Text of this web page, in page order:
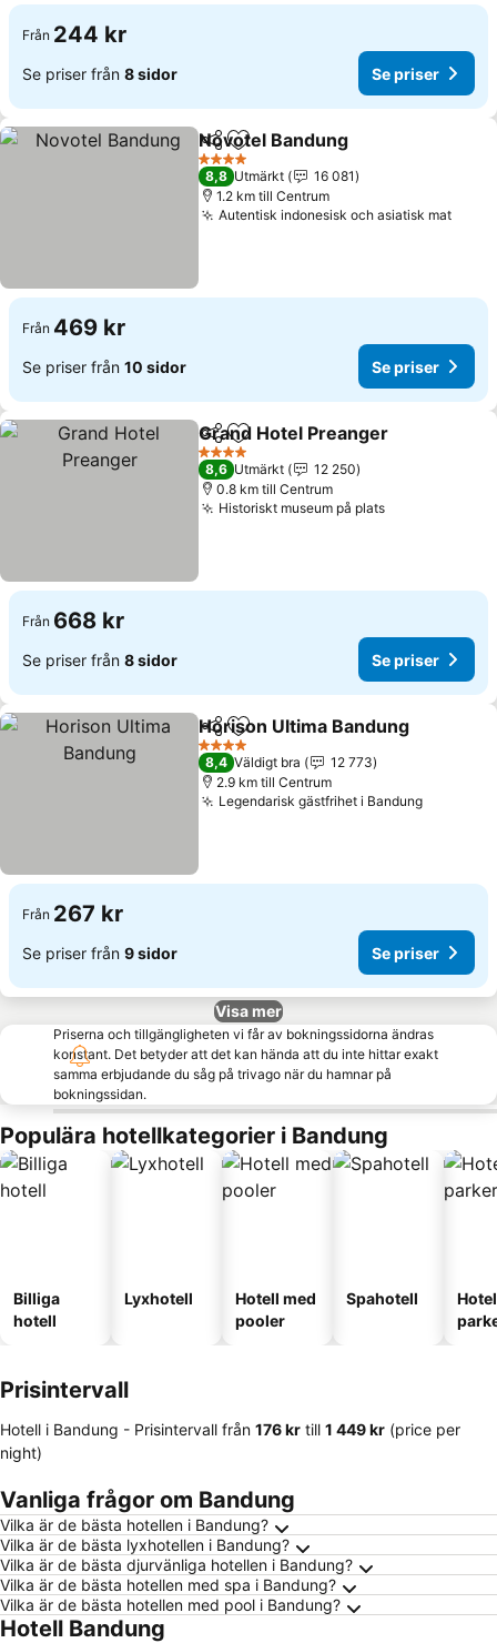
Från 244 kr
Se priser från 8 sidor Se priser
Dela Lägg till i Mina Favoriter
Novotel Bandung
4 Stjärnor
8,8 Utmärkt
16 081
1.2 km till Centrum
Autentisk indonesisk och asiatisk mat
Från 469 kr
Se priser från 10 sidor Se priser
Dela Lägg till i Mina Favoriter
Grand Hotel Preanger
4 Stjärnor
8,6 Utmärkt
12 250
0.8 km till Centrum
Historiskt museum på plats
Från 668 kr
Se priser från 8 sidor Se priser
Dela Lägg till i Mina Favoriter
Horison Ultima Bandung
4 Stjärnor
8,4 Väldigt bra
12 773
2.9 km till Centrum
Legendarisk gästfrihet i Bandung
Från 267 kr
Se priser från 9 sidor Se priser
Visa mer
Priserna och tillgängligheten vi får av bokningssidorna ändras
konstant. Det betyder att det kan hända att du inte hittar exakt
samma erbjudande du såg på trivago när du hamnar på
bokningssidan.
Populära hotellkategorier i Bandung
Billiga
hotell
Lyxhotell
Hotell med
pooler
Spahotell
Prisintervall
Hotell i Bandung - Prisintervall från ‎176 kr till ‎1 449 kr (price per
night)
Vanliga frågor om Bandung
Vilka är de bästa hotellen i Bandung?
Vilka är de bästa lyxhotellen i Bandung?
Vilka är de bästa djurvänliga hotellen i Bandung?
Vilka är de bästa hotellen med spa i Bandung?
Vilka är de bästa hotellen med pool i Bandung?
Hotell Bandung